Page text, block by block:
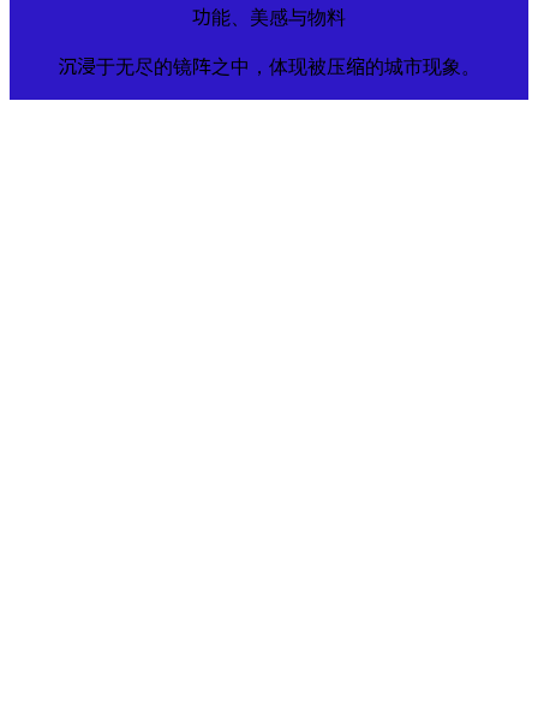
功能、美感与物料
沉浸于无尽的镜阵之中，体现被压缩的城市现象。